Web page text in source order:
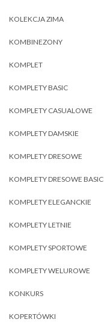
KOLEKCJA ZIMA
KOMBINEZONY
KOMPLET
KOMPLETY BASIC
KOMPLETY CASUALOWE
KOMPLETY DAMSKIE
KOMPLETY DRESOWE
KOMPLETY DRESOWE BASIC
KOMPLETY ELEGANCKIE
KOMPLETY LETNIE
KOMPLETY SPORTOWE
KOMPLETY WELUROWE
KONKURS
KOPERTÓWKI